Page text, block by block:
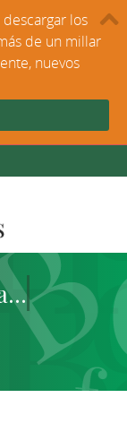
los
de un millar
nuevos